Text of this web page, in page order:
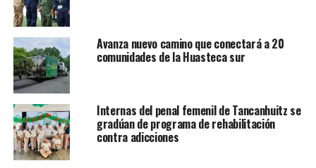
TEMAS RELACIONADOS EDITOR'S PICK
YA VIENE
El Santoral y efemérides del día
NO TE PIERDAS
Descubren propiedades en el mango y plátano contra el
cáncer de colon
Avanza nuevo camino que conectará a 20
comunidades de la Huasteca sur
Internas del penal femenil de Tancanhuitz se
gradúan de programa de rehabilitación
contra adicciones